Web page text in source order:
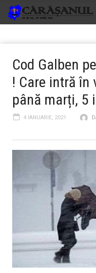
Cod Galben
! Care intră în
până marți, 5
4 IANUARIE, 2021